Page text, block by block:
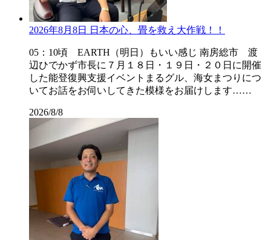
2026年8月8日 日本の心、畳を救え大作戦！！
05：10頃 EARTH（明日）もいい感じ 南房総市 渡
辺ひでかず市長に７月１８日・１９日・２０日に開催
した能登復興支援イベントまるグル、海女まつりにつ
いてお話をお伺いしてきた模様をお届けします……
2026/8/8